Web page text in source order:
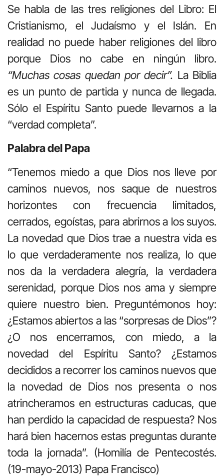
Se habla de las tres religiones del Libro: El
Cristianismo, el Judaísmo y el Islán. En
realidad no puede haber religiones del libro
porque Dios no cabe en ningún libro.
“Muchas cosas quedan por decir”. La Biblia
es un punto de partida y nunca de llegada.
Sólo el Espíritu Santo puede llevarnos a la
“verdad completa”.
Palabra del Papa
“Tenemos miedo a que Dios nos lleve por
caminos nuevos, nos saque de nuestros
horizontes con frecuencia limitados,
cerrados, egoístas, para abrirnos a los suyos.
La novedad que Dios trae a nuestra vida es
lo que verdaderamente nos realiza, lo que
nos da la verdadera alegría, la verdadera
serenidad, porque Dios nos ama y siempre
quiere nuestro bien. Preguntémonos hoy:
¿Estamos abiertos a las “sorpresas de Dios”?
¿O nos encerramos, con miedo, a la
novedad del Espíritu Santo? ¿Estamos
decididos a recorrer los caminos nuevos que
la novedad de Dios nos presenta o nos
atrincheramos en estructuras caducas, que
han perdido la capacidad de respuesta? Nos
hará bien hacernos estas preguntas durante
toda la jornada”. (Homilía de Pentecostés.
(19-mayo-2013) Papa Francisco)